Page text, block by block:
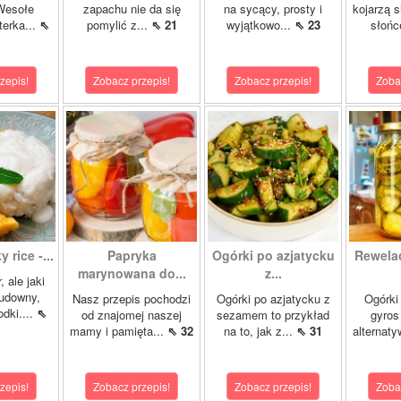
⇖
zapachu nie da się
pomylić z... ⇖ 21
Zobacz przepis!
na sycący, prosty i
wyjątkowo... ⇖ 23
Zobacz przepis!
kojarzą
rice -...
ale jaki
⇖
Papryka
marynowana do...
Nasz przepis pochodzi
od znajomej naszej
mamy i pamięta... ⇖ 32
Zobacz przepis!
Ogórki po azjatycku
z...
Ogórki po azjatycku z
sezamem to przykład
na to, jak z... ⇖ 31
Zobacz przepis!